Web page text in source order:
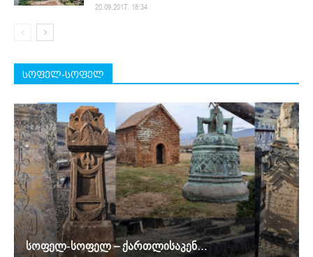
20.09.2017. 18:34
სოფელ-სოფელ
სოფელ-სოფელ – ქართლისაკენ…